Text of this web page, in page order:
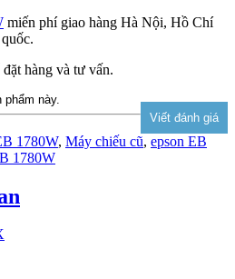
miến phí giao hàng Hà Nội, Hồ Chí
hàng và tư vấn.
này.
1780W, Máy chiếu cũ, epson EB
1780W